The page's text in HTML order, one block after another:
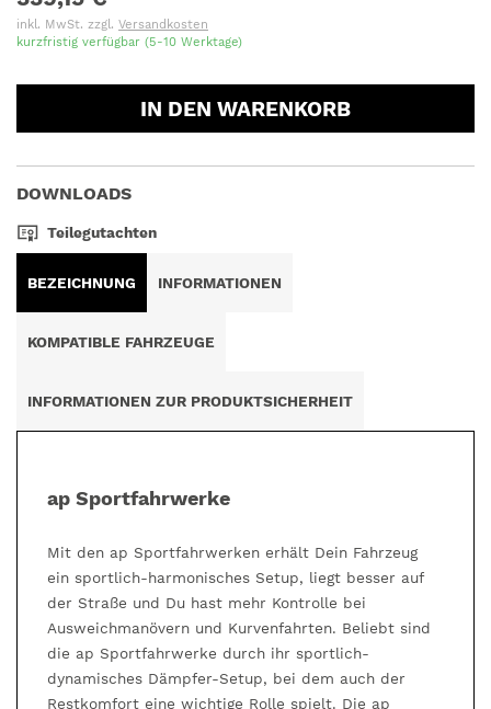
inkl. MwSt. zzgl. Versandkosten
kurzfristig verfügbar (5-10 Werktage)
IN DEN WARENKORB
DOWNLOADS
Teilegutachten
BEZEICHNUNG INFORMATIONEN
KOMPATIBLE FAHRZEUGE
INFORMATIONEN ZUR PRODUKTSICHERHEIT
ap Sportfahrwerke
Mit den ap Sportfahrwerken erhält Dein Fahrzeug
ein sportlich-harmonisches Setup, liegt besser auf
der Straße und Du hast mehr Kontrolle bei
Ausweichmanövern und Kurvenfahrten. Beliebt sind
die ap Sportfahrwerke durch ihr sportlich-
dynamisches Dämpfer-Setup, bei dem auch der
Restkomfort eine wichtige Rolle spielt. Die ap